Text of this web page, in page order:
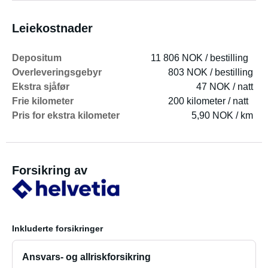
Leiekostnader
Depositum
11 806 NOK / bestilling
Overleveringsgebyr
803 NOK / bestilling
Ekstra sjåfør
47 NOK / natt
Frie kilometer
200 kilometer / natt
Pris for ekstra kilometer
5,90 NOK / km
Forsikring av
Inkluderte forsikringer
Ansvars- og allriskforsikring